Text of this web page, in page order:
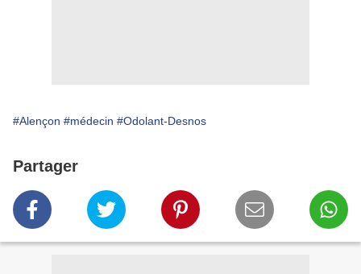
#Alençon #médecin #Odolant-Desnos
Partager